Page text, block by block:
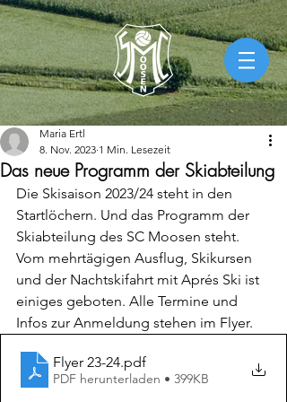
Das neue Programm der Skiabteilung
Maria Ertl
8. Nov. 2023 1 Min. Lesezeit
Die Skisaison 2023/24 steht in den
Startlöchern. Und das Programm der
Skiabteilung des SC Moosen steht.
Vom mehrtägigen Ausflug, Skikursen
und der Nachtskifahrt mit Aprés Ski ist
einiges geboten. Alle Termine und
Infos zur Anmeldung stehen im Flyer.
Flyer 23-24.pdf
PDF herunterladen • 399KB